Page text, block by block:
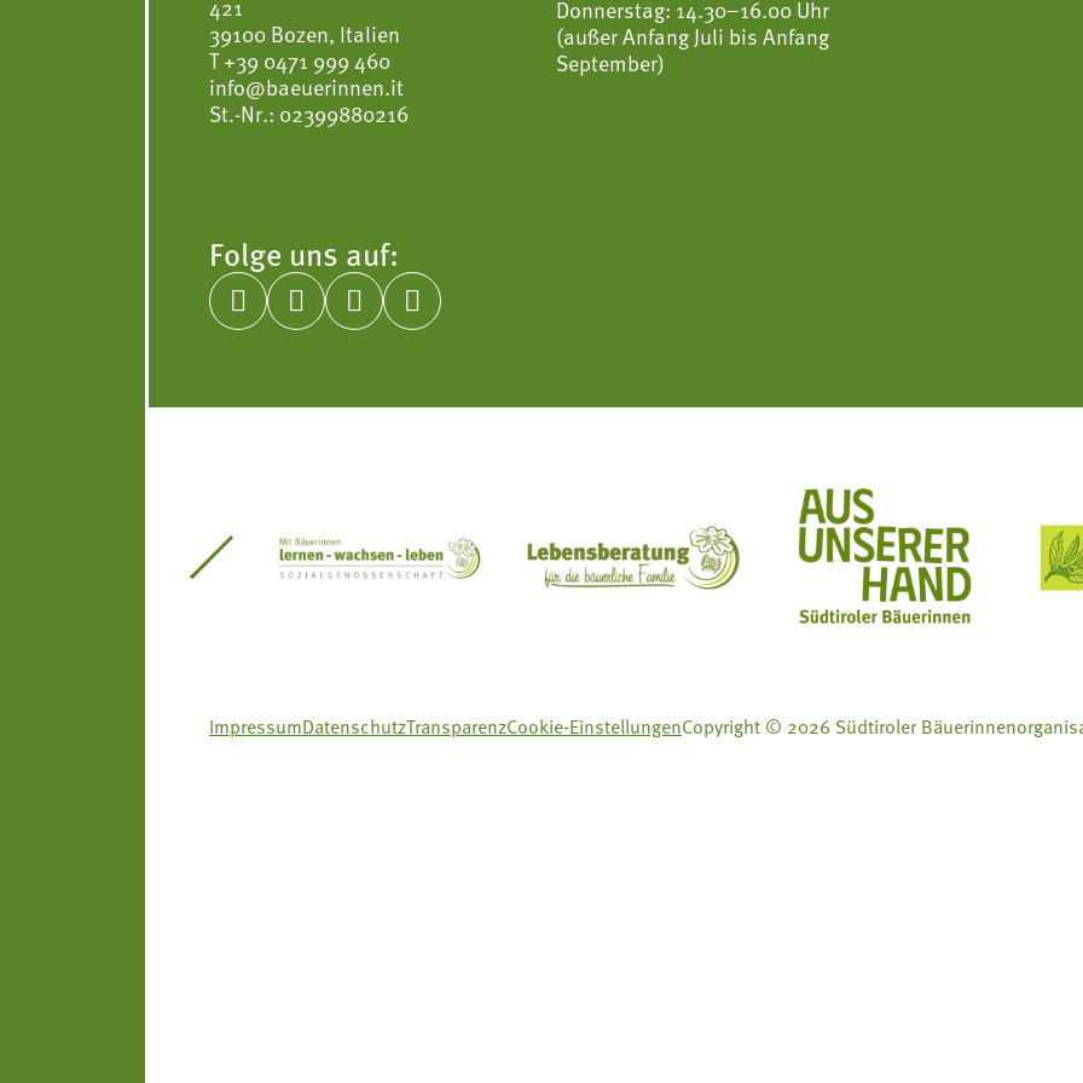
421
39100 Bozen, Italien
T+39 0471 999 460
info@baeuerinnen.it
St.-Nr.: 02399880216
Donnerstag: 14.30–16.00 Uhr
(außer Anfang Juli bis Anfang
September)
Folge uns auf:
   
Südtiroler Gärtnervereinigung Sozialgenossenschaft Mit Bäuerinnen lernen - wachsen - leben
Lebensberatung für die bäuerliche Familie
Aus unserer Hand
ImpressumDatenschutzTransparenzCookie-EinstellungenCopyright © 2026 Südtiroler